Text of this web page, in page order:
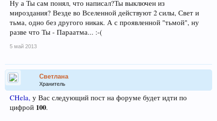
Ну а Ты сам понял, что написал?Ты выключен из
мироздания? Везде во Вселенной действуют 2 силы, Свет и
тьма, одно без другого никак. А с проявленной "тьмой", ну
разве что Ты - Параатма... :-(
5 май 2013
Светлана
Хранитель
CHela, у Вас следующий пост на форуме будет идти по
цифрой 100.